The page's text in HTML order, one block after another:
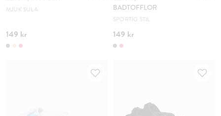
MJUK SULA
149 kr
BADTOFFLOR
SPORTIG STIL
149 kr